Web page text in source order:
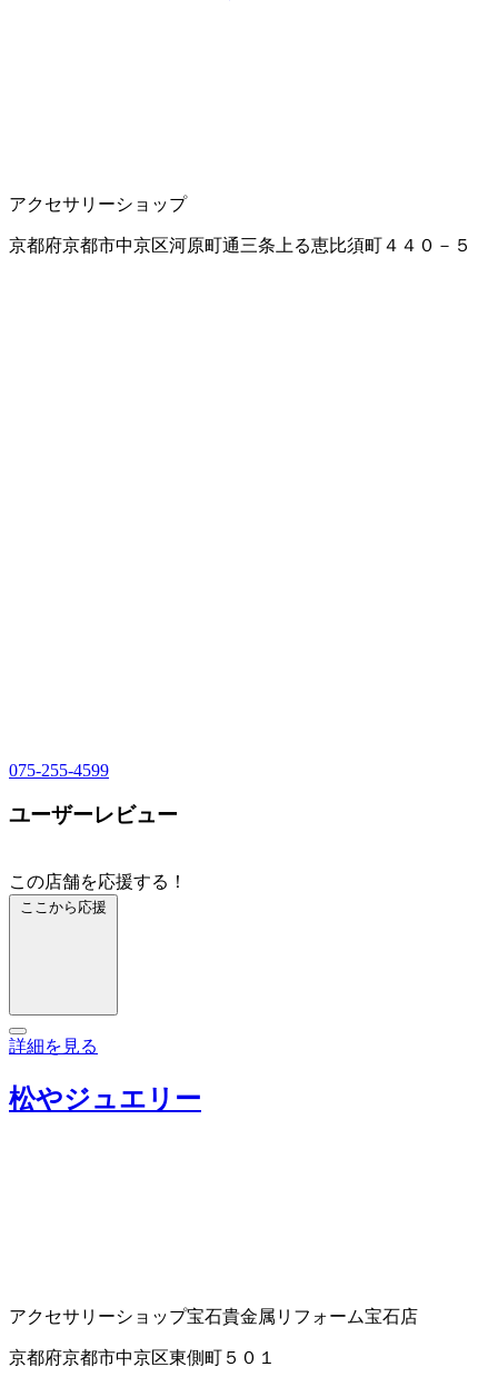
アクセサリーショップ
京都府京都市中京区河原町通三条上る恵比須町４４０－５
075-255-4599
ユーザーレビュー
この店舗を応援する！
ここから応援
詳細を見る
松やジュエリー
アクセサリーショップ宝石貴金属リフォーム宝石店
京都府京都市中京区東側町５０１